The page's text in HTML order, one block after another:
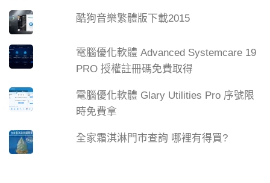
酷狗音樂繁體版下載2015
電腦優化軟體 Advanced Systemcare 19
PRO 授權註冊碼免費取得
電腦優化軟體 Glary Utilities Pro 序號限
時免費拿
全家霜淇淋門市查詢 哪裡有得買?